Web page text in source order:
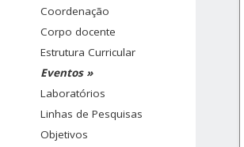
Coordenação
Corpo docente
Estrutura Curricular
Eventos »
Laboratórios
Linhas de Pesquisas
Objetivos